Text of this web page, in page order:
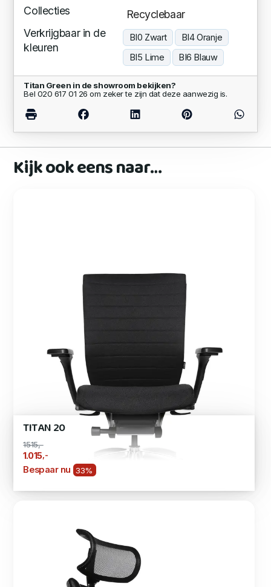
Collecties
Recyclebaar
Verkrijgbaar in de
kleuren
BI0 Zwart
BI4 Oranje
BI5 Lime
BI6 Blauw
Titan Green in de showroom bekijken?
Bel 020 617 01 26 om zeker te zijn dat deze aanwezig is.
Kijk ook eens naar…
TITAN 20
1515,-
1.015,-
Bespaar nu 33%